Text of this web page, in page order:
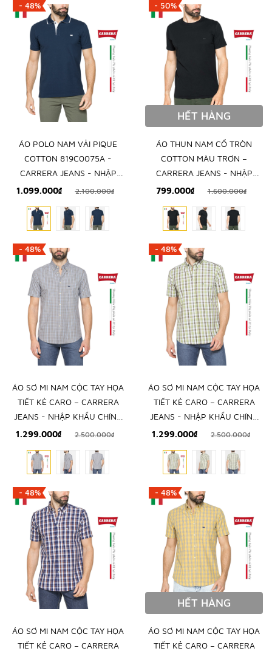
- 48%
ÁO POLO NAM VẢI PIQUE
COTTON 819C0075A -
CARRERA JEANS - NHẬP
KHẨU CHÍNH NGẠCH TỪ
1.099.000₫ 2.100.000₫
- 50%
HẾT HÀNG
ÁO THUN NAM CỔ TRÒN
COTTON MÀU TRƠN –
CARRERA JEANS - NHẬP
KHẨU CHÍNH HÃNG TỪ Ý
799.000₫ 1.600.000₫
- 48%
ÁO SƠ MI NAM CỘC TAY HỌA
TIẾT KẺ CARO – CARRERA
JEANS - NHẬP KHẨU CHÍNH
NGẠCH TỪ Ý
1.299.000₫ 2.500.000₫
- 48%
ÁO SƠ MI NAM CỘC TAY HỌA
TIẾT KẺ CARO – CARRERA
JEANS - NHẬP KHẨU CHÍNH
NGẠCH TỪ Ý
1.299.000₫ 2.500.000₫
- 48%
ÁO SƠ MI NAM CỘC TAY HỌA
TIẾT KẺ CARO – CARRERA
- 48%
HẾT HÀNG
ÁO SƠ MI NAM CỘC TAY HỌA
TIẾT KẺ CARO – CARRERA